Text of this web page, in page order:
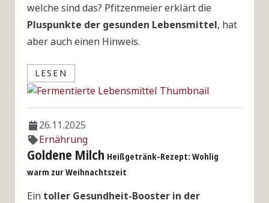
welche sind das? Pfitzenmeier erklärt die
Pluspunkte der gesunden Lebensmittel, hat
aber auch einen Hinweis.
LESEN
26.11.2025
Ernährung
Goldene Milch Heißgetränk-Rezept: Wohlig
warm zur Weihnachtszeit
Ein toller Gesundheit-Booster in der